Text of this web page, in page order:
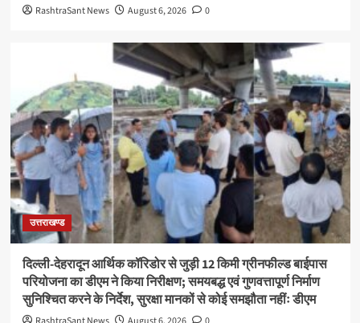
RashtraSant News August 6, 2026 0
उत्तराखण्ड
दिल्ली-देहरादून आर्थिक कॉरिडोर से जुड़ी 12 किमी ग्रीनफील्ड बाईपास
परियोजना का डीएम ने किया निरीक्षण; समयबद्ध एवं गुणवत्तापूर्ण निर्माण
सुनिश्चित करने के निर्देश, सुरक्षा मानकों से कोई समझौता नहींः डीएम